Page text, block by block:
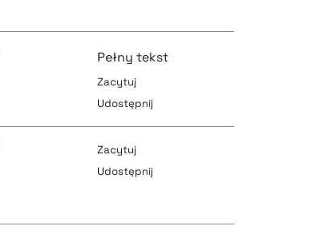
pobierz cytat
Pełny tekst
Zacytuj
Udostępnij
pobierz cytat
Zacytuj
Udostępnij